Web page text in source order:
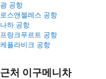
괌 공항
로스앤젤레스 공항
나하 공항
프랑크푸르트 공항
케플라비크 공항
근처 이구메니차